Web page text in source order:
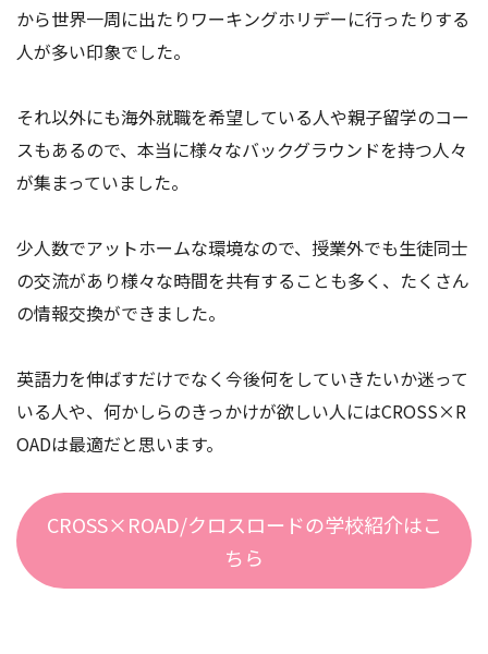
から世界一周に出たりワーキングホリデーに行ったりする
人が多い印象でした。
それ以外にも海外就職を希望している人や親子留学のコー
スもあるので、本当に様々なバックグラウンドを持つ人々
が集まっていました。
少人数でアットホームな環境なので、授業外でも生徒同士
の交流があり様々な時間を共有することも多く、たくさん
の情報交換ができました。
英語力を伸ばすだけでなく今後何をしていきたいか迷って
いる人や、何かしらのきっかけが欲しい人にはCROSS×R
OADは最適だと思います。
CROSS×ROAD/クロスロードの学校紹介はこ
ちら